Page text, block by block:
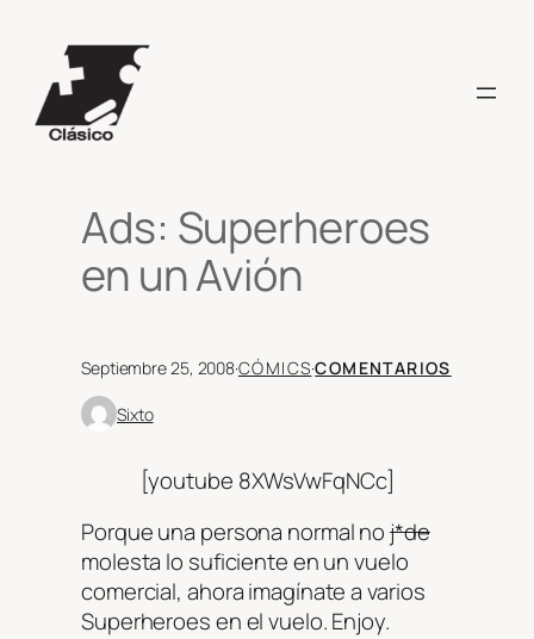
contenido
Ads: Superheroes
en un Avión
Septiembre 25, 2008·CÓMICS·COMENTARIOS
Sixto
[youtube 8XWsVwFqNCc]
Porque una persona normal noj*de
molesta lo suficiente en un vuelo
comercial, ahora imagínate a varios
Superheroes en el vuelo. Enjoy.